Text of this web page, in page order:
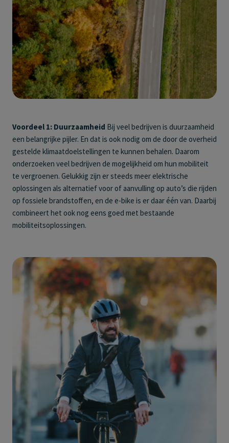
Voordeel 1: Duurzaamheid Bij veel bedrijven is duurzaamheid
een belangrijke pijler. En dat is ook nodig om de door de overheid
gestelde klimaatdoelstellingen te kunnen behalen. Daarom
onderzoeken veel bedrijven de mogelijkheid om hun mobiliteit
te vergroenen. Gelukkig zijn er steeds meer elektrische
oplossingen als alternatief voor of aanvulling op auto’s die rijden
op fossiele brandstoffen, en de e-bike is er daar één van. Daarbij
combineert het ook nog eens goed met bestaande
mobiliteitsoplossingen.